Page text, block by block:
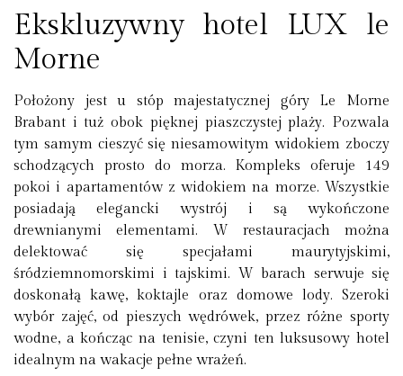
Ekskluzywny hotel LUX le
Morne
Położony jest u stóp majestatycznej góry Le Morne
Brabant i tuż obok pięknej piaszczystej plaży. Pozwala
tym samym cieszyć się niesamowitym widokiem zboczy
schodzących prosto do morza. Kompleks oferuje 149
pokoi i apartamentów z widokiem na morze. Wszystkie
posiadają elegancki wystrój i są wykończone
drewnianymi elementami. W restauracjach można
delektować się specjałami maurytyjskimi,
śródziemnomorskimi i tajskimi. W barach serwuje się
doskonałą kawę, koktajle oraz domowe lody. Szeroki
wybór zajęć, od pieszych wędrówek, przez różne sporty
wodne, a kończąc na tenisie, czyni ten luksusowy hotel
idealnym na wakacje pełne wrażeń.